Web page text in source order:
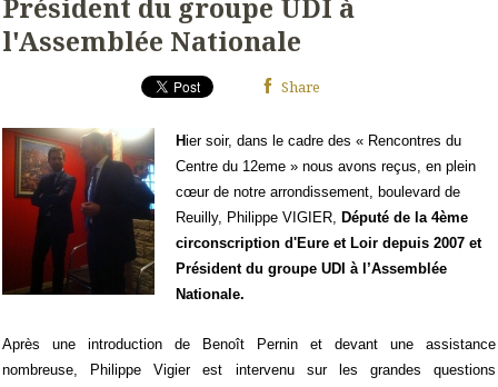
Président du groupe UDI à
l'Assemblée Nationale
Share
Hier soir, dans le cadre des « Rencontres du
Centre du 12eme » nous avons reçus, en plein
cœur de notre arrondissement, boulevard de
Reuilly, Philippe VIGIER, Député de la 4ème
circonscription d'Eure et Loir depuis 2007 et
Président du groupe UDI à l’Assemblée
Nationale.
Après une introduction de Benoît Pernin et devant une assistance
nombreuse, Philippe Vigier est intervenu sur les grandes questions